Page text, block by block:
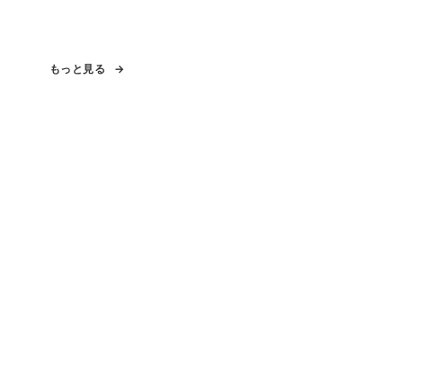
もっと見る